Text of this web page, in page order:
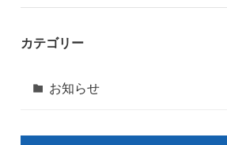
カテゴリー
お知らせ